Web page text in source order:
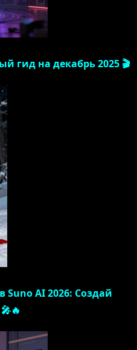
гид на декабрь 2025 🎬
AI 2026: Создай